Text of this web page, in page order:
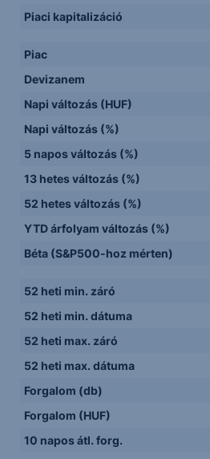
Piaci kapitalizáció
Piac
Devizanem
Napi változás (HUF)
Napi változás (%)
5 napos változás (%)
13 hetes változás (%)
52 hetes változás (%)
YTD árfolyam változás (%)
Béta (S&P500-hoz mérten)
52 heti min. záró
52 heti min. dátuma
52 heti max. záró
52 heti max. dátuma
Forgalom (db)
Forgalom (HUF)
10 napos átl. forg.